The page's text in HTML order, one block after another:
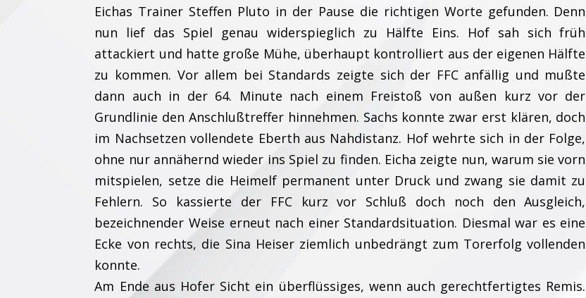
Eichas Trainer Steffen Pluto in der Pause die richtigen Worte gefunden. Denn
nun lief das Spiel genau widerspieglich zu Hälfte Eins. Hof sah sich früh
attackiert und hatte große Mühe, überhaupt kontrolliert aus der eigenen Hälfte
zu kommen. Vor allem bei Standards zeigte sich der FFC anfällig und mußte
dann auch in der 64. Minute nach einem Freistoß von außen kurz vor der
Grundlinie den Anschlußtreffer hinnehmen. Sachs konnte zwar erst klären, doch
im Nachsetzen vollendete Eberth aus Nahdistanz. Hof wehrte sich in der Folge,
ohne nur annähernd wieder ins Spiel zu finden. Eicha zeigte nun, warum sie vorn
mitspielen, setze die Heimelf permanent unter Druck und zwang sie damit zu
Fehlern. So kassierte der FFC kurz vor Schluß doch noch den Ausgleich,
bezeichnender Weise erneut nach einer Standardsituation. Diesmal war es eine
Ecke von rechts, die Sina Heiser ziemlich unbedrängt zum Torerfolg vollenden
konnte.
Am Ende aus Hofer Sicht ein überflüssiges, wenn auch gerechtfertigtes Remis.